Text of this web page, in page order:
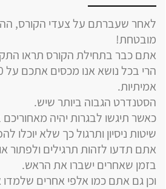
לאחר שעברתם על צעדי הקורס,
מובטחת!
אתם כבר בתחילת הקורס תראו
אמיתיות.
הסטנדרט הגבוה ביותר שיש.
כאשר תיגשו לבגרות יהיה
שיטות ניסיון ותרגול כך שלא יוכלו
אתם תדעו לזהות תרגילים ולפתור
בזמן שאחרים ישברו את הראש.
וכן גם אתם כמו אלפי אחרים שלמדו